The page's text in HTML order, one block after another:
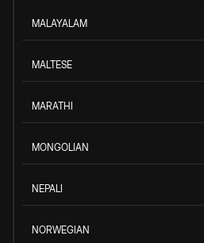
MALAYALAM
MALTESE
MARATHI
MONGOLIAN
NEPALI
NORWEGIAN